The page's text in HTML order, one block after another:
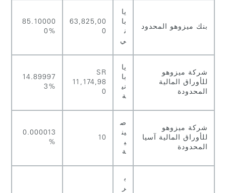
بنك ميزوهو المحدود
يا
با
ن
ي
63,825,00
0
85.10000
0%
شركة ميزوهو
للأوراق المالية
المحدودة
يا
با
ني
ة
SR
11,174,98
0
14.89997
3%
شركة ميزوهو
للأوراق المالية آسيا
المحدودة
ص
ين
ي
ة
10
0.000013
%
ب
ر